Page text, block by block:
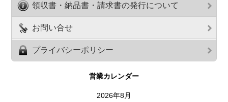
領収書・納品書・請求書の発行について
お問い合せ
プライバシーポリシー
営業カレンダー
2026年8月